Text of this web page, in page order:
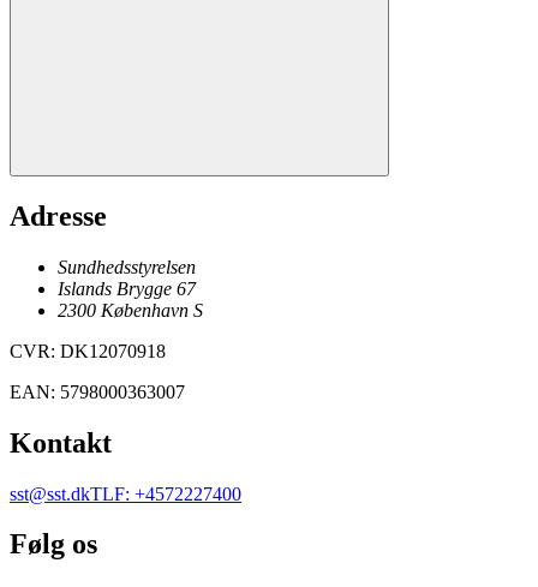
Adresse
Sundhedsstyrelsen
Islands Brygge 67
2300 København S
CVR: DK12070918
EAN: 5798000363007
Kontakt
sst@sst.dkTLF: +4572227400
Følg os